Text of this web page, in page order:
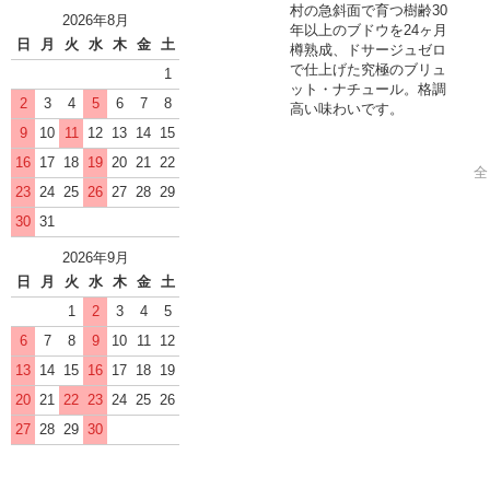
村の急斜面で育つ樹齢30
年以上のブドウを24ヶ月
樽熟成、ドサージュゼロ
で仕上げた究極のブリュ
ット・ナチュール。格調
高い味わいです。
2026年8月
日
月 火 水 木 金
土
1
2
3 4 5 6 7
8
9
10 11 12 13 14 15
16 17 18 19 20 21 22
23 24 25 26 27 28 29
30 31
2026年9月
日
月 火 水 木 金
土
1
2 3 4
5
6
7 8 9 10 11
12
13 14 15 16 17 18 19
20 21 22 23 24 25 26
27 28 29 30